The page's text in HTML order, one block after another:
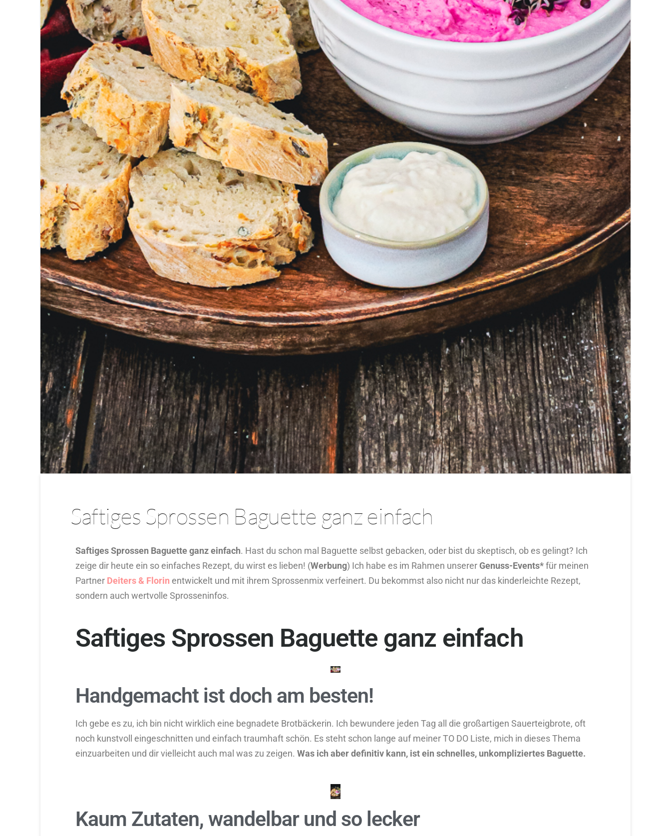
Saftiges Sprossen Baguette ganz einfach
Saftiges Sprossen Baguette ganz einfach. Hast du schon mal Baguette selbst gebacken, oder bist du skeptisch, ob es gelingt? Ich
zeige dir heute ein so einfaches Rezept, du wirst es lieben! (Werbung) Ich habe es im Rahmen unserer Genuss-Events*für meinen
Partner Deiters & Florin entwickelt und mit ihrem Sprossenmix verfeinert. Du bekommst also nicht nur das kinderleichte Rezept,
sondern auch wertvolle Sprosseninfos.
Saftiges Sprossen Baguette ganz einfach
Handgemacht ist doch am besten!
Ich gebe es zu, ich bin nicht wirklich eine begnadete Brotbäckerin. Ich bewundere jeden Tag all die großartigen Sauerteigbrote, oft
noch kunstvoll eingeschnitten und einfach traumhaft schön. Es steht schon lange auf meiner TO DO Liste, mich in dieses Thema
einzuarbeiten und dir vielleicht auch mal was zu zeigen. Was ich aber definitiv kann, ist ein schnelles, unkompliziertes Baguette.
Kaum Zutaten, wandelbar und so lecker